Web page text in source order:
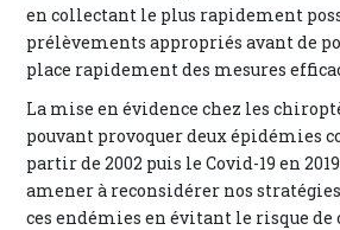
en collectant le plus rapidement
prélèvements appropriés avant de
place rapidement des mesures
La mise en évidence chez les
pouvant provoquer deux épidémies
partir de 2002 puis le Covid-19 en
amener à reconsidérer nos
ces endémies en évitant le risque